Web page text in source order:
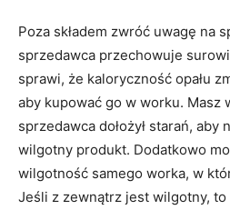
Poza składem zwróć uwagę na
sprzedawca przechowuje
sprawi, że kaloryczność opału
aby kupować go w worku. Masz
sprzedawca dołożył starań, aby
wilgotny produkt. Dodatkowo
wilgotność samego worka, w
Jeśli z zewnątrz jest wilgotny, to